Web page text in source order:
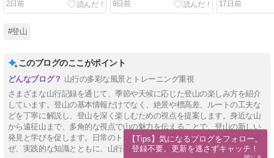
2日前
9日前
17日前
#登山
このブログのここがポイント
山行の多彩な風景とトレーニング重視
さまざまな山行記録を通じて、季節や天候に応じた登山の楽しみ方を紹介
しています。登山の基本情報だけでなく、絶景や標高差、ルートの工夫な
どを丁寧に解説し、登山を深く楽しむための視点を提案します。身近な山
から遠征山まで、多角的な視点で山の魅力を伝えることで、登山の新しい
発見と学びを促します。日常のトレーニングや季節の移り変わりも織り交
ぜ、実践的な知識とともに、山行の醍醐味を引き出します。
【Tips】気になるブログをフォロー。
登録不要。更新を逃さずキャッチ！